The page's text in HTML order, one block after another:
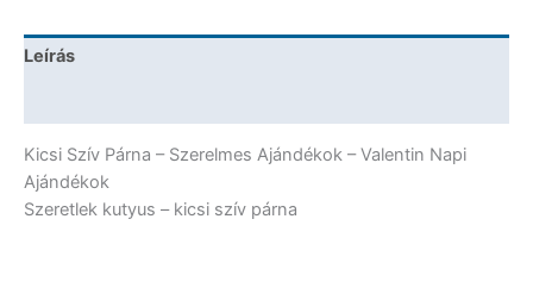
Szerelmes
Valentin
Napi
Ajándékok
mennyiség
Leírás
Kicsi Szív Párna – Szerelmes Ajándékok – Valentin Napi
Ajándékok
Szeretlek kutyus – kicsi szív párna